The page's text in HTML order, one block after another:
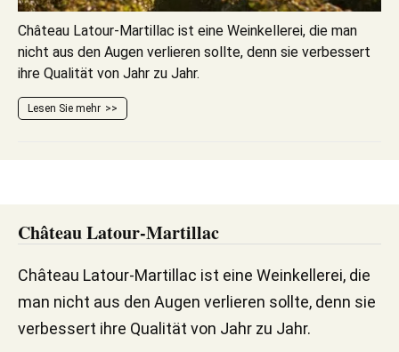
Château Latour-Martillac ist eine Weinkellerei, die man
nicht aus den Augen verlieren sollte, denn sie verbessert
ihre Qualität von Jahr zu Jahr.
Lesen Sie mehr
Château Latour-Martillac
Château Latour-Martillac ist eine Weinkellerei, die
man nicht aus den Augen verlieren sollte, denn sie
verbessert ihre Qualität von Jahr zu Jahr.